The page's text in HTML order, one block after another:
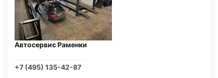
Автосервис Раменки
+7 (495) 135-42-87